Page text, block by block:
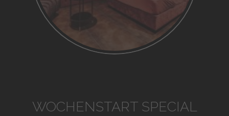
WOCHENSTART SPECIAL